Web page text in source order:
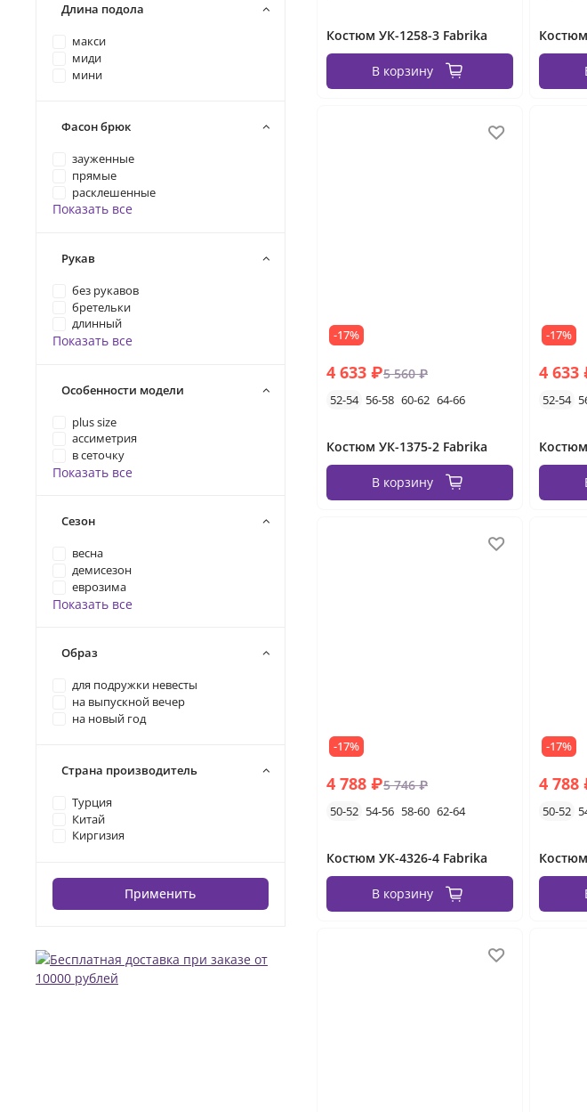
Костюм УК-1258-3 Fabrika
В корзину
-17%
4 633 ₽5 560 ₽
52-54 56-58 60-62 64-66
Костюм УК-1375-2 Fabrika
В корзину
-17%
4 633
52-54
-17%
4 788 ₽5 746 ₽
50-52 54-56 58-60 62-64
Костюм УК-4326-4 Fabrika
В корзину
-17%
4 788
50-52
Длина подола
макси
миди
мини
Фасон брюк
зауженные
прямые
расклешенные
Показать все
Рукав
без рукавов
бретельки
длинный
Показать все
Особенности модели
plus size
ассиметрия
в сеточку
Показать все
Сезон
весна
демисезон
еврозима
Показать все
Образ
для подружки невесты
на выпускной вечер
на новый год
Страна производитель
Турция
Китай
Киргизия
Применить